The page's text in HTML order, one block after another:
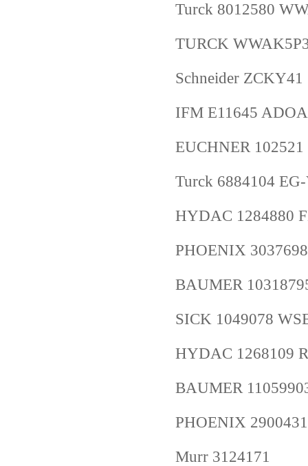
Turck 8012580
TURCK
Schneider ZCKY41
IFM E11645
EUCHNER
Turck 6884104
HYDAC 1284880
PHOENIX 3037698
BAUMER
SICK 1049078
HYDAC 1268109
BAUMER
PHOENIX 2900431
Murr 3124171